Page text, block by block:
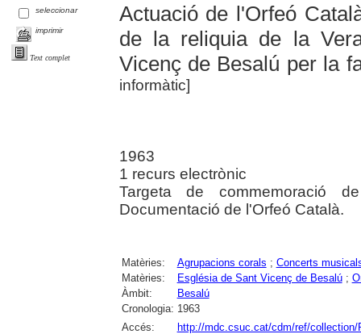
seleccionar
imprimir
Text complet
Actuació de l'Orfeó
de la reliquia de la
Vicenç de Besalú per la
informàtic]
1963
1 recurs electrònic
Targeta de commemoració
Documentació de l'Orfeó Català.
Matèries: Agrupacions corals ; Concerts
Matèries:
Església de Sant Vicenç de Besalú;
Àmbit:
Besalú
Cronologia: 1963
Accés:
http://mdc.csuc.cat/cdm/ref/collection/